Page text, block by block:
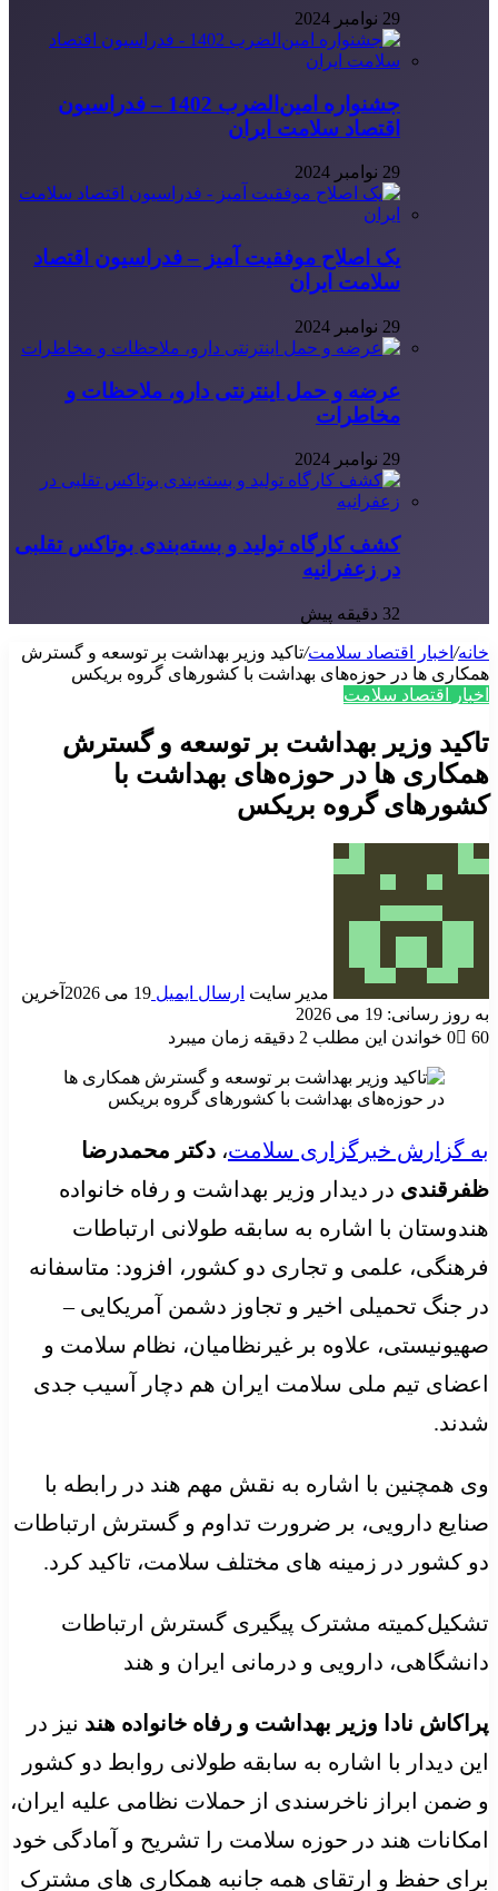
29 نوامبر 2024
جشنواره امین‌الضرب 1402 – فدراسیون
اقتصاد سلامت ایران
29 نوامبر 2024
یک اصلاح موفقیت آمیز – فدراسیون اقتصاد
سلامت ایران
29 نوامبر 2024
عرضه و حمل اینترنتی دارو، ملاحظات و
مخاطرات
29 نوامبر 2024
کشف کارگاه تولید و بسته‌بندی بوتاکس تقلبی
در زعفرانیه
32 دقیقه پیش
خانه/ اخبار اقتصاد سلامت/تاکید وزیر بهداشت بر توسعه و گسترش
همکاری ها در حوزه‌های بهداشت با کشورهای گروه بریکس
اخبار اقتصاد سلامت
تاکید وزیر بهداشت بر توسعه و گسترش
همکاری ها در حوزه‌های بهداشت با
کشورهای گروه بریکس
مدیر سایت ارسال ایمیل 19 می 2026
آخرین
به روز رسانی: 19 می 2026
0
60 خواندن این مطلب 2 دقیقه زمان میبرد
به گزارش خبرگزاری سلامت، دکتر محمدرضا
ظفرقندی در دیدار وزیر بهداشت و رفاه خانواده
هندوستان با اشاره به سابقه طولانی ارتباطات
فرهنگی، علمی و تجاری دو کشور، افزود: متاسفانه
در جنگ تحمیلی اخیر و تجاوز دشمن آمریکایی –
صهیونیستی، علاوه بر غیرنظامیان، نظام سلامت و
اعضای تیم ملی سلامت ایران هم دچار آسیب جدی
شدند.
وی همچنین با اشاره به نقش مهم هند در رابطه با
صنایع دارویی، بر ضرورت تداوم و گسترش ارتباطات
دو کشور در زمینه های مختلف سلامت، تاکید کرد.
تشکیل‌کمیته مشترک پیگیری گسترش ارتباطات
دانشگاهی، دارویی و درمانی ایران و هند
پراکاش نادا وزیر بهداشت و رفاه خانواده هند نیز در
این دیدار با اشاره به سابقه طولانی روابط دو کشور
و ضمن ابراز ناخرسندی از حملات نظامی علیه ایران،
امکانات هند در حوزه سلامت را تشریح و آمادگی خود
برای حفظ و ارتقای همه جانبه همکاری های مشترک